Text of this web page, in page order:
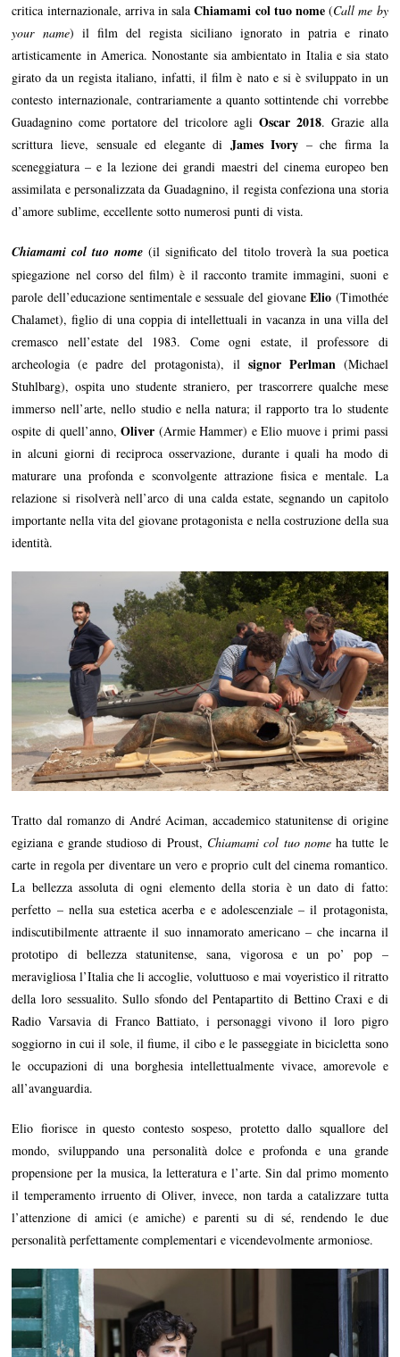
critica internazionale, arriva in salaChiamami col tuo nome(Call me by
your name) il film del regista siciliano ignorato in patria e rinato
artisticamente in America. Nonostante sia ambientato in Italia e sia stato
girato da un regista italiano, infatti, il film è nato e si è sviluppato in un
contesto internazionale, contrariamente a quanto sottintende chi vorrebbe
Guadagnino come portatore del tricolore agli Oscar 2018. Grazie alla
scrittura lieve, sensuale ed elegante di James Ivory – che firma la
sceneggiatura – e la lezione dei grandi maestri del cinema europeo ben
assimilata e personalizzata da Guadagnino, il regista confeziona una storia
d’amore sublime, eccellente sotto numerosi punti di vista.
Chiamami col tuo nome (il significato del titolo troverà la sua poetica
spiegazione nel corso del film) è il racconto tramite immagini, suoni e
parole dell’educazione sentimentale e sessuale del giovaneElio (Timothée
Chalamet), figlio di una coppia di intellettuali in vacanza in una villa del
cremasco nell’estate del 1983. Come ogni estate, il professore di
archeologia (e padre del protagonista), il signor Perlman(Michael
Stuhlbarg), ospita uno studente straniero, per trascorrere qualche mese
immerso nell’arte, nello studio e nella natura; il rapporto tra lo studente
ospite di quell’anno,Oliver (Armie Hammer) e Elio muove i primi passi
in alcuni giorni di reciproca osservazione, durante i quali ha modo di
maturare una profonda e sconvolgente attrazione fisica e mentale. La
relazione si risolverà nell’arco di una calda estate, segnando un capitolo
importante nella vita del giovane protagonista e nella costruzione della sua
identità.
Tratto dal romanzo di André Aciman, accademico statunitense di origine
egiziana e grande studioso di Proust, Chiamami col tuo nomeha tutte le
carte in regola per diventare un vero e proprio cult del cinema romantico.
La bellezza assoluta di ogni elemento della storia è un dato di fatto:
perfetto – nella sua estetica acerba e e adolescenziale – il protagonista,
indiscutibilmente attraente il suo innamorato americano – che incarna il
prototipo di bellezza statunitense, sana, vigorosa e un po’ pop –
meravigliosa l’Italia che li accoglie, voluttuoso e mai voyeristico il ritratto
della loro sessualito. Sullo sfondo del Pentapartito di Bettino Craxi e di
Radio Varsavia di Franco Battiato, i personaggi vivono il loro pigro
soggiorno in cui il sole, il fiume, il cibo e le passeggiate in bicicletta sono
le occupazioni di una borghesia intellettualmente vivace, amorevole e
all’avanguardia.
Elio fiorisce in questo contesto sospeso, protetto dallo squallore del
mondo, sviluppando una personalità dolce e profonda e una grande
propensione per la musica, la letteratura e l’arte. Sin dal primo momento
il temperamento irruento di Oliver, invece, non tarda a catalizzare tutta
l’attenzione di amici (e amiche) e parenti su di sé, rendendo le due
personalità perfettamente complementari e vicendevolmente armoniose.